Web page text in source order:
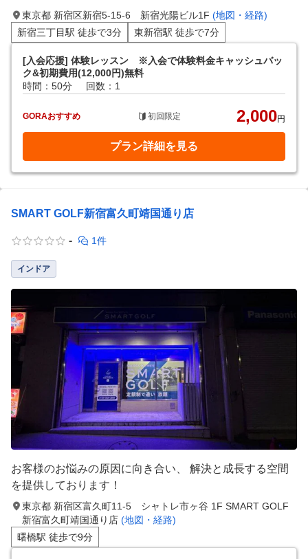
東京都 新宿区新宿5-15-6 新宿光陽ビル1F (地図・経路)
新宿三丁目駅 徒歩で3分
東新宿駅 徒歩で7分
[入会応援] 体験レッスン ※入会で体験料金キャッシュバッ
ク&初期費用(12,000円)無料
時間：50分
回数：1
GORAおすすめ 初回限定 2,000円
プラン詳細を見る
SMART GOLF新宿富久町靖国通り店
- 1件
インドア
お客様のお悩みの原因に向き合い、 解決と成長する空間
を提供しております！
東京都 新宿区富久町11-5 シャトレ市ヶ谷 1F SMART GOLF
新宿富久町靖国通り店 (地図・経路)
曙橋駅 徒歩で9分